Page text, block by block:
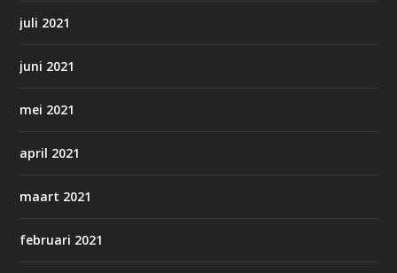
juli 2021
juni 2021
mei 2021
april 2021
maart 2021
februari 2021